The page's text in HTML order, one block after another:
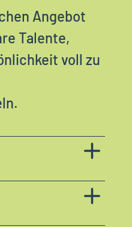
Angebot
Talente,
voll zu